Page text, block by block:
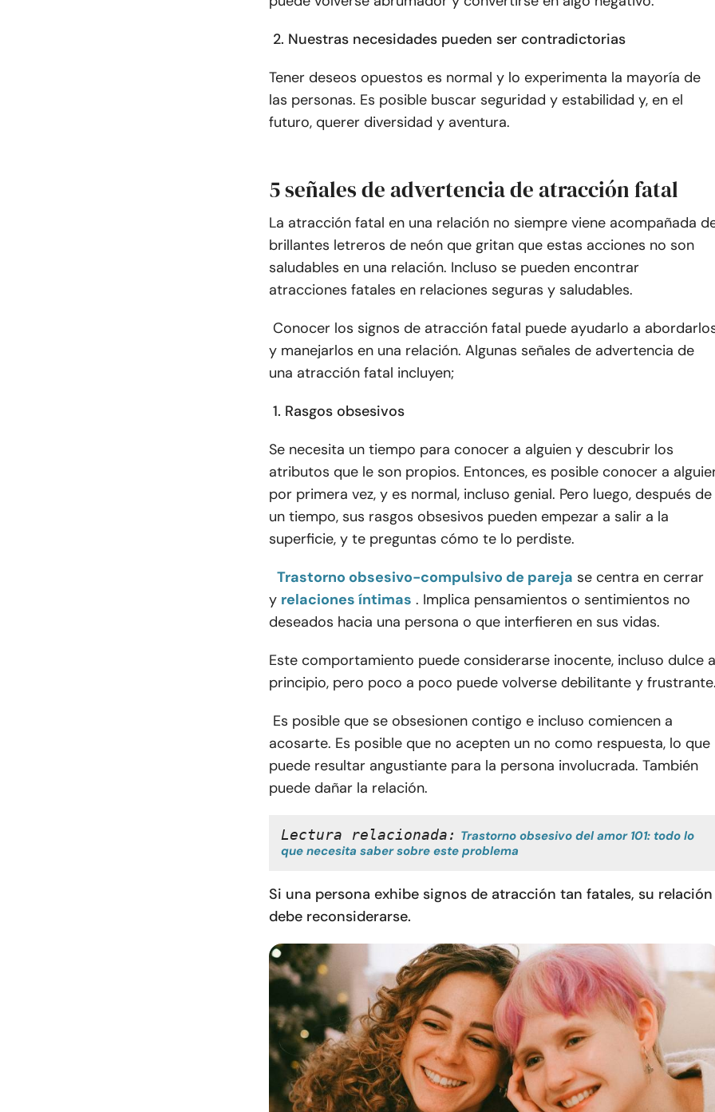
2. Nuestras necesidades pueden ser contradictorias
Tener deseos opuestos es normal y lo experimenta la mayoría de
las personas. Es posible buscar seguridad y estabilidad y, en el
futuro, querer diversidad y aventura.
5 señales de advertencia de atracción fatal
La atracción fatal en una relación no siempre viene acompañada
brillantes letreros de neón que gritan que estas acciones no son
saludables en una relación. Incluso se pueden encontrar
atracciones fatales en relaciones seguras y saludables.
Conocer los signos de atracción fatal puede ayudarlo a
y manejarlos en una relación. Algunas señales de advertencia de
una atracción fatal incluyen;
1. Rasgos obsesivos
Se necesita un tiempo para conocer a alguien y descubrir los
atributos que le son propios. Entonces, es posible conocer a
por primera vez, y es normal, incluso genial. Pero luego, después de
un tiempo, sus rasgos obsesivos pueden empezar a salir a la
superficie, y te preguntas cómo te lo perdiste.
Trastorno obsesivo-compulsivo de pareja se centra en cerrar
y relaciones íntimas . Implica pensamientos o sentimientos no
deseados hacia una persona o que interfieren en sus vidas.
Este comportamiento puede considerarse inocente, incluso dulce
principio, pero poco a poco puede volverse debilitante y
Es posible que se obsesionen contigo e incluso comiencen a
acosarte. Es posible que no acepten un no como respuesta, lo que
puede resultar angustiante para la persona involucrada. También
puede dañar la relación.
Lectura relacionada: Trastorno obsesivo del amor 101: todo lo
que necesita saber sobre este problema
Si una persona exhibe signos de atracción tan fatales, su relación
debe reconsiderarse.